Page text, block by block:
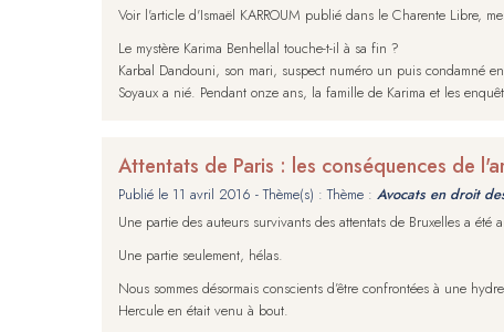
Voir l'article d'Ismaël KARROUM publié dans le Charente Libre,
Le mystère Karima Benhellal touche-t-il à sa fin ?
Karbal Dandouni, son mari, suspect numéro un puis condamné
Soyaux a nié. Pendant onze ans, la famille de Karima et les
Attentats de Paris : les conséquences de
Publié le 11 avril 2016 - Thème(s) : Thème : Avocats en droit
Une partie des auteurs survivants des attentats de Bruxelles a été
Une partie seulement, hélas.
Nous sommes désormais conscients d’être confrontées à une
Hercule en était venu à bout.